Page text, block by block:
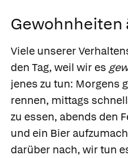
Gewohnheiten
Viele unserer
den Tag, weil wir es
jenes zu tun: Morgens
rennen, mittags
zu essen, abends den
und ein Bier
darüber nach, wir tun